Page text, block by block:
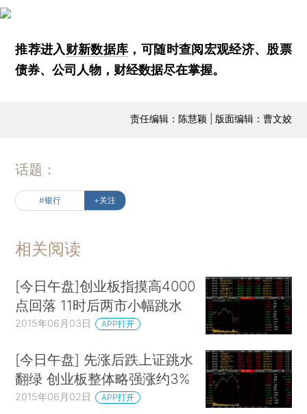
推荐进入财新数据库 ，可随时查阅宏观经济、股票
债券、公司人物，财经数据尽在掌握。
责任编辑：陈慧颖 | 版面编辑：曹文姣
话题：
#银行 +关注
相关阅读
[今日午盘]创业板指摸高4000
点回落 11时后两市小幅跳水
2015年06月03日 APP打开
[今日午盘] 先涨后跌上证跳水
翻绿 创业板整体略强涨约3%
2015年06月02日 APP打开